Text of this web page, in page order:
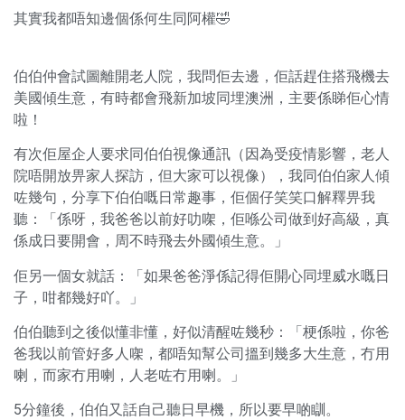
其實我都唔知邊個係何生同阿權🤣
伯伯仲會試圖離開老人院，我問佢去邊，佢話趕住搭飛機去
美國傾生意，有時都會飛新加坡同埋澳洲，主要係睇佢心情
啦！
有次佢屋企人要求同伯伯視像通訊（因為受疫情影響，老人
院唔開放畀家人探訪，但大家可以視像），我同伯伯家人傾
咗幾句，分享下伯伯嘅日常趣事，佢個仔笑笑口解釋畀我
聽：「係呀，我爸爸以前好叻㗎，佢喺公司做到好高級，真
係成日要開會，周不時飛去外國傾生意。」
佢另一個女就話：「如果爸爸淨係記得佢開心同埋威水嘅日
子，咁都幾好吖。」
伯伯聽到之後似懂非懂，好似清醒咗幾秒：「梗係啦，你爸
爸我以前管好多人㗎，都唔知幫公司搵到幾多大生意，冇用
喇，而家冇用喇，人老咗冇用喇。」
5分鐘後，伯伯又話自己聽日早機，所以要早啲瞓。